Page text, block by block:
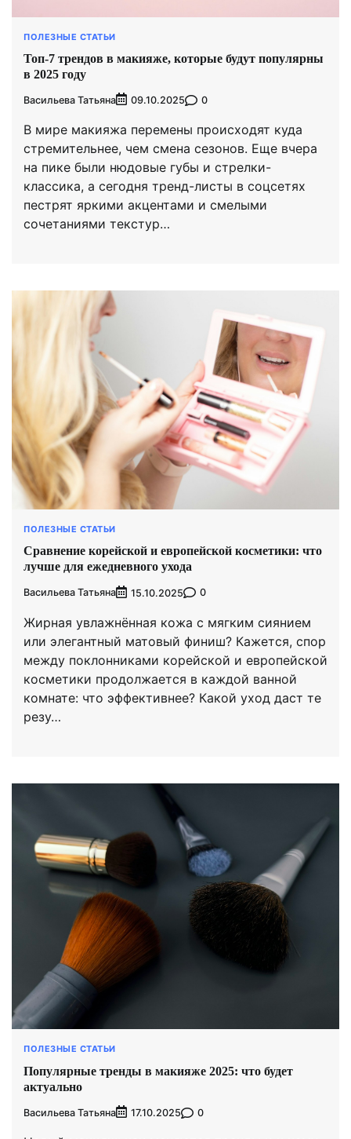
ПОЛЕЗНЫЕ СТАТЬИ
Топ-7 трендов в макияже, которые будут популярны
в 2025 году
Васильева Татьяна 09.10.2025 0
В мире макияжа перемены происходят куда
стремительнее, чем смена сезонов. Еще вчера
на пике были нюдовые губы и стрелки-
классика, а сегодня тренд-листы в соцсетях
пестрят яркими акцентами и смелыми
сочетаниями текстур…
ПОЛЕЗНЫЕ СТАТЬИ
Сравнение корейской и европейской косметики: что
лучше для ежедневного ухода
Васильева Татьяна 15.10.2025 0
Жирная увлажнённая кожа с мягким сиянием
или элегантный матовый финиш? Кажется, спор
между поклонниками корейской и европейской
косметики продолжается в каждой ванной
комнате: что эффективнее? Какой уход даст те
резу…
ПОЛЕЗНЫЕ СТАТЬИ
Популярные тренды в макияже 2025: что будет
актуально
Васильева Татьяна 17.10.2025 0